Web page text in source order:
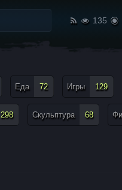
135
Еда 72 Игры 129
298 Скульптура 68